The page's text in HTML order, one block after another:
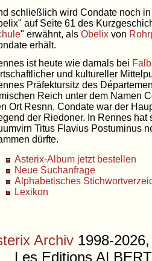
schließlich wird Condate noch
auf Seite 61 des
" erwähnt, als Obelix von
erhält.
ist heute wie damals bei
und kultureller
Präfektursitz des
Reich unter dem Namen
Ort Resnn. Condate war der
der Riedoner. In Rennes
Titus Flavius Postuminus
dürfte.
Asterix-Album jetzt bestellen
Neue Suchanfrage
Alphabetisches
Lexikon
Archiv 1998-
Les Editions